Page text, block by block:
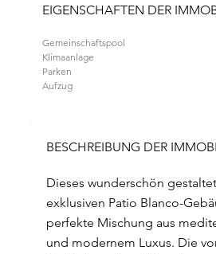
EIGENSCHAFTEN DER
Gemeinschaftspool
Klimaanlage
Parken
Aufzug
BESCHREIBUNG DER
Dieses wunderschön
exklusiven Patio Blanco-
perfekte Mischung aus
und modernem Luxus. Die